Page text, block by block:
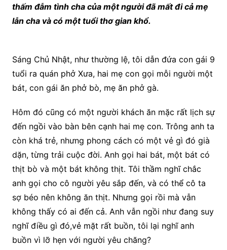
thấm đẫm tình cha của một người đã mất đi cả mẹ
lẫn cha và có một tuổi thơ gian khổ.
Sáng Chủ Nhật, như thường lệ, tôi dẫn đứa con gái 9
tuổi ra quán phở Xưa, hai mẹ con gọi mỗi người một
bát, con gái ăn phở bò, mẹ ăn phở gà.
Hôm đó cũng có một người khách ăn mặc rất lịch sự
đến ngồi vào bàn bên cạnh hai mẹ con. Trông anh ta
còn khá trẻ, nhưng phong cách có một vẻ gì đó già
dặn, từng trải cuộc đời. Anh gọi hai bát, một bát có
thịt bò và một bát không thịt. Tôi thầm nghĩ chắc
anh gọi cho cô người yêu sắp đến, và có thể cô ta
sợ béo nên không ăn thịt. Nhưng gọi rồi mà vẫn
không thấy có ai đến cả. Anh vẫn ngồi như đang suy
nghĩ điều gì đó,vẻ mặt rất buồn, tôi lại nghĩ anh
buồn vì lỡ hẹn với người yêu chăng?